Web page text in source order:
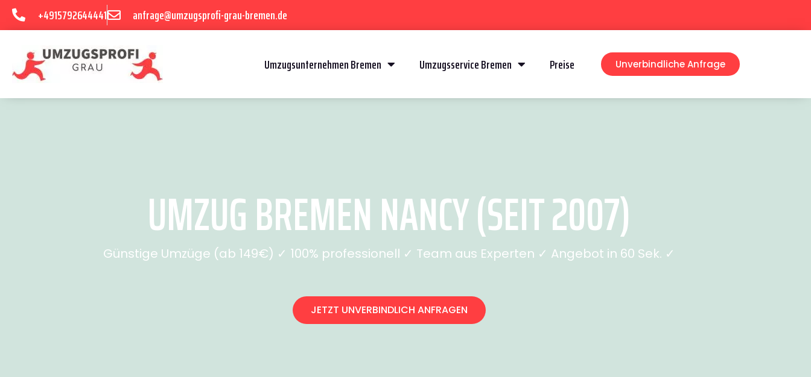
+4915792644441 anfrage@umzugsprofi-grau-bremen.de
Umzugsunternehmen Bremen Umzugsservice Bremen Preise Unverbindliche Anfrage
UMZUG BREMEN NANCY (SEIT 2007)
Günstige Umzüge (ab 149€) ✓ 100% professionell ✓ Team aus Experten ✓ Angebot in 60 Sek. ✓
JETZT UNVERBINDLICH ANFRAGEN